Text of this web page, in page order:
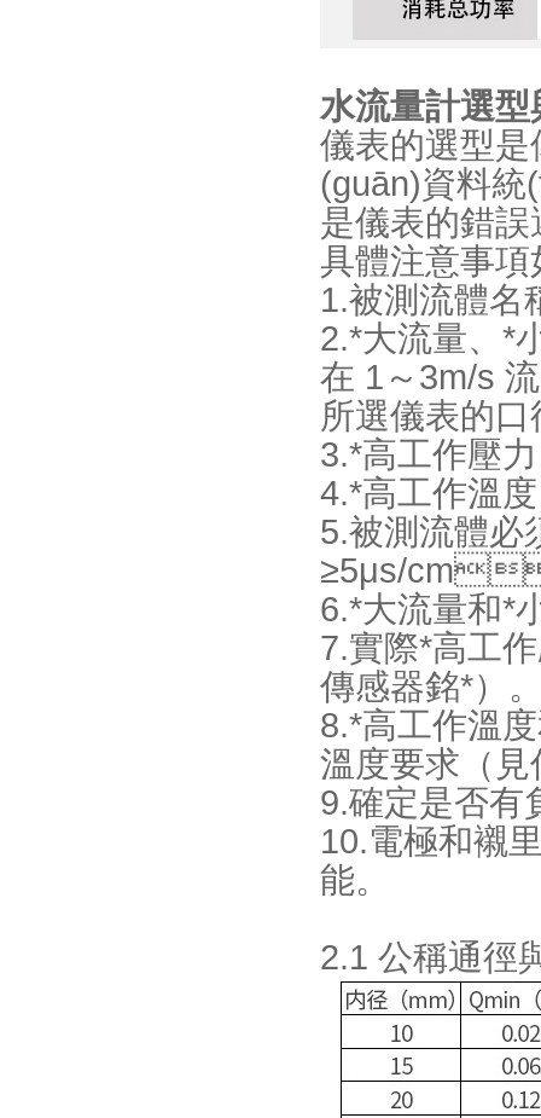
水流量計選型
儀表的選型是
(guān)資料統
是儀表的錯誤
具體注意事項
1.被測流體
2.*大流量
在 1～3m/s 流
所選儀表的口徑
3.*高工作壓力
4.*高工作溫度
5.被測流體必
≥5μs/
6.*大流量和*
7.實際*高工
傳感器銘*）
8.*高工作溫
溫度要求（
9.確定是否有
10.電極和襯
能。
2.1 公稱通徑